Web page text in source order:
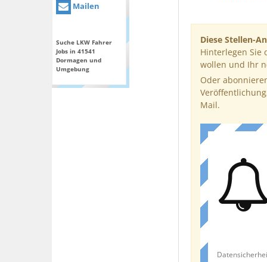
Mailen
Suche LKW Fahrer
Jobs in 41541
Dormagen und
Umgebung
Diese Stellen-
Hinterlegen Sie
wollen und Ihr
Oder
Mail.